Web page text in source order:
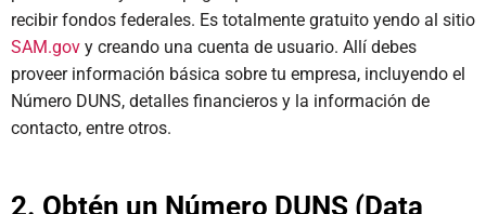
recibir fondos federales. Es totalmente gratuito yendo al sitio
SAM.gov y creando una cuenta de usuario. Allí debes
proveer información básica sobre tu empresa, incluyendo el
Número DUNS, detalles financieros y la información de
contacto, entre otros.
2. Obtén un Número DUNS (Data